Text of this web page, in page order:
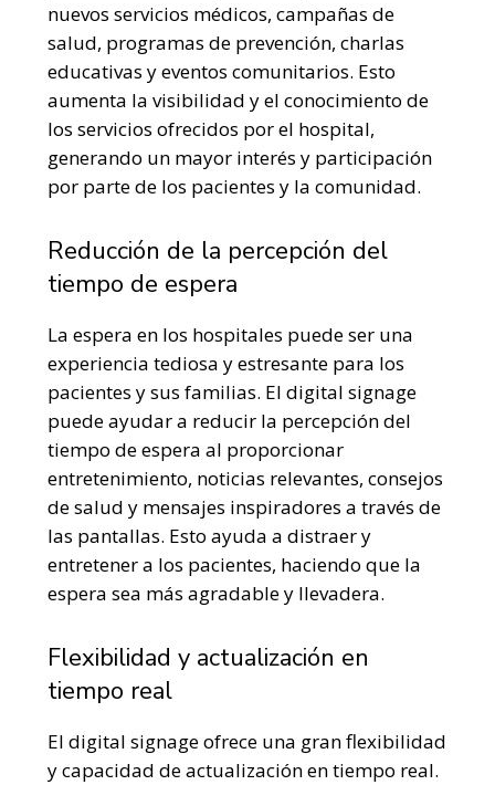
nuevos servicios médicos, campañas de
salud, programas de prevención, charlas
educativas y eventos comunitarios. Esto
aumenta la visibilidad y el conocimiento de
los servicios ofrecidos por el hospital,
generando un mayor interés y participación
por parte de los pacientes y la comunidad.
Reducción de la percepción del
tiempo de espera
La espera en los hospitales puede ser una
experiencia tediosa y estresante para los
pacientes y sus familias. El digital signage
puede ayudar a reducir la percepción del
tiempo de espera al proporcionar
entretenimiento, noticias relevantes, consejos
de salud y mensajes inspiradores a través de
las pantallas. Esto ayuda a distraer y
entretener a los pacientes, haciendo que la
espera sea más agradable y llevadera.
Flexibilidad y actualización en
tiempo real
El digital signage ofrece una gran flexibilidad
y capacidad de actualización en tiempo real.